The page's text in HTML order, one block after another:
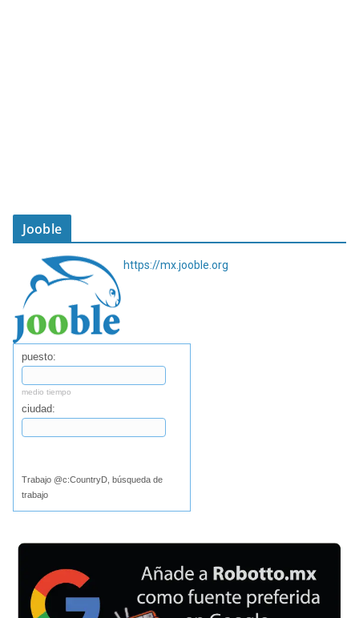
Jooble
https://mx.jooble.org
puesto:
medio tiempo
ciudad:
Trabajo @c:CountryD, búsqueda de
trabajo